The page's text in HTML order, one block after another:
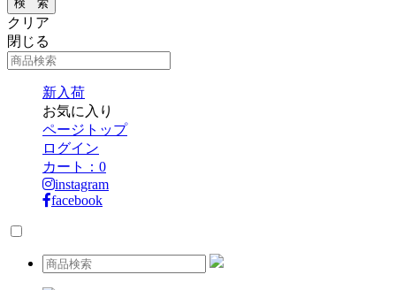
クリア
閉じる
新入荷
お気に入り
ページトップ
ログイン
カート： 0
instagram
facebook